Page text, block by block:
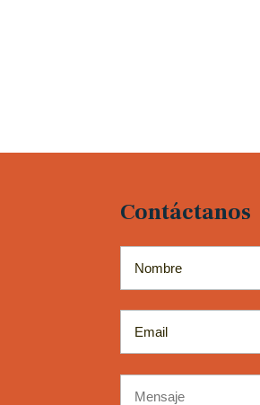
Contáctanos